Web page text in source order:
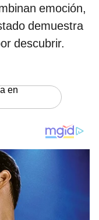
emoción,
demuestra
descubrir.
en